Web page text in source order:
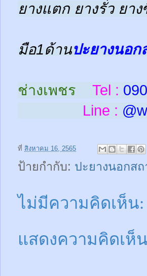
ยางแตก ยางรั่ว ยา
มือ1ด้านปะยางนอ
ช่างเพชร Tel :
Line : @w
ที่ สิงหาคม 16, 2565
ป้ายกำกับ: ปะยางนอกส
ไม่มีความคิดเห็น:
แสดงความคิดเห็น